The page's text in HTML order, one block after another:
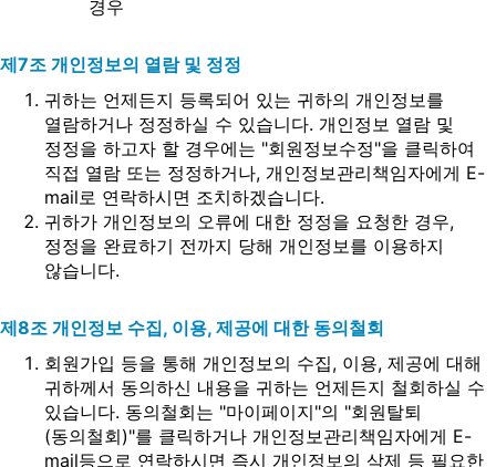
경우
제7조 개인정보의 열람 및 정정
귀하는 언제든지 등록되어 있는 귀하의 개인정보를
열람하거나 정정하실 수 있습니다. 개인정보 열람 및
정정을 하고자 할 경우에는 "회원정보수정"을 클릭하여
직접 열람 또는 정정하거나, 개인정보관리책임자에게 E-
mail로 연락하시면 조치하겠습니다.
귀하가 개인정보의 오류에 대한 정정을 요청한 경우,
정정을 완료하기 전까지 당해 개인정보를 이용하지
않습니다.
제8조 개인정보 수집, 이용, 제공에 대한 동의철회
회원가입 등을 통해 개인정보의 수집, 이용, 제공에 대해
귀하께서 동의하신 내용을 귀하는 언제든지 철회하실 수
있습니다. 동의철회는 "마이페이지"의 "회원탈퇴
(동의철회)"를 클릭하거나 개인정보관리책임자에게 E-
mail등으로 연락하시면 즉시 개인정보의 삭제 등 필요한